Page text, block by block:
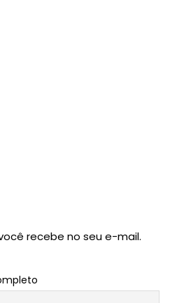
recebe no seu e-mail.